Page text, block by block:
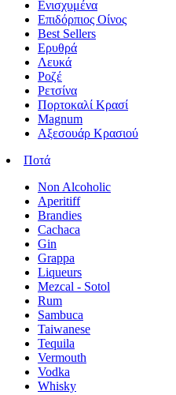
Ενισχυμένα
Επιδόρπιος Οίνος
Best Sellers
Ερυθρά
Λευκά
Ροζέ
Ρετσίνα
Πορτοκαλί Κρασί
Magnum
Αξεσουάρ Κρασιού
Ποτά
Non Alcoholic
Aperitiff
Brandies
Cachaca
Gin
Grappa
Liqueurs
Mezcal - Sotol
Rum
Sambuca
Taiwanese
Tequila
Vermouth
Vodka
Whisky